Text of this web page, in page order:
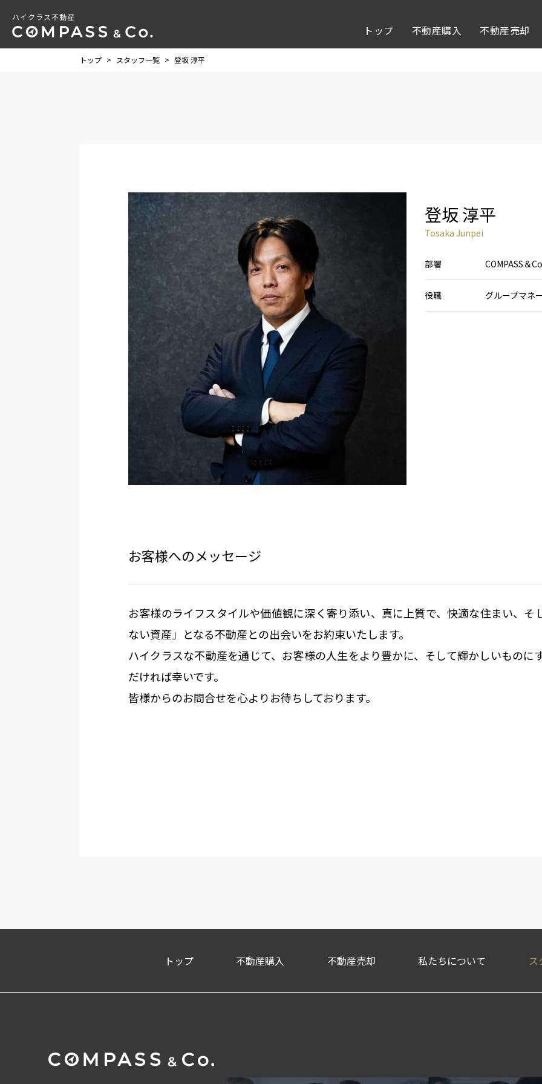
ハイクラス不動産
トップ 不動産購入 不動産売却
トップ > スタッフ一覧 > 登坂 淳平
登坂 淳平
Tosaka Junpei
部署 COMPASS＆
役職 グループマネ
お客様へのメッセージ
お客様のライフスタイルや価値観に深く寄り添い、真に上質で、快適な住まい、そ
ない資産」となる不動産との出会いをお約束いたします。
ハイクラスな不動産を通じて、お客様の人生をより豊かに、そして輝かしいものに
だければ幸いです。
皆様からのお問合せを心よりお待ちしております。
トップ 不動産購入 不動産売却 私たちについて ス